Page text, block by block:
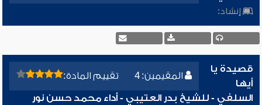
إنشاد:
المقيمين: 4 تقييم المادة:
قصيدة يا
أيها
السلفي - للشيخ بدر العتيبي - أداء محمد حسن نور